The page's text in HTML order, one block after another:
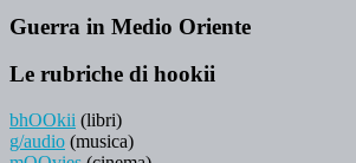
Guerra in Medio Oriente
Le rubriche di hookii
bhOOkii (libri)
g/audio (musica)